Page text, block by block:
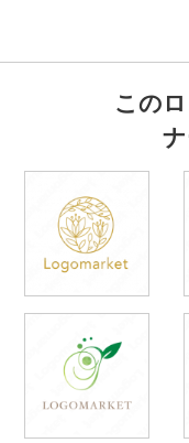
この